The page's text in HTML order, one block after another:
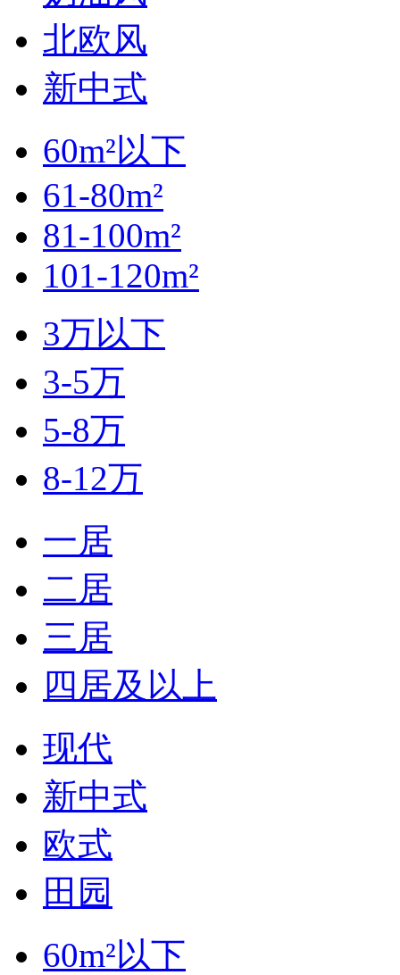
北欧风
新中式
60m²以下
61-80m²
81-100m²
101-120m²
3万以下
3-5万
5-8万
8-12万
一居
二居
三居
四居及以上
现代
新中式
欧式
田园
60m²以下